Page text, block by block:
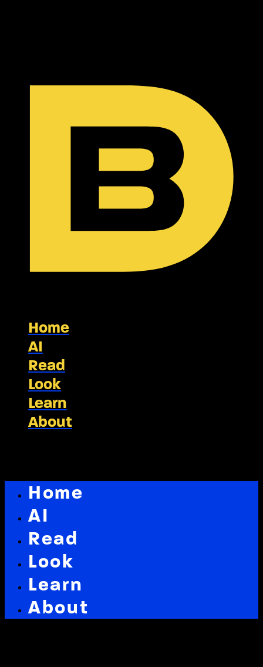
Home
AI
Read
Look
Learn
About
Home
AI
Read
Look
Learn
About